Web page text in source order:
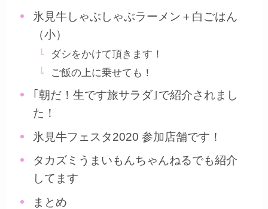
氷見牛しゃぶしゃぶラーメン＋白ごはん
（小）
ダシをかけて頂きます！
ご飯の上に乗せても！
｢朝だ！生です旅サラダ｣で紹介されまし
た！
氷見牛フェスタ2020 参加店舗です！
タカズミうまいもんちゃんねるでも紹介
してます
まとめ